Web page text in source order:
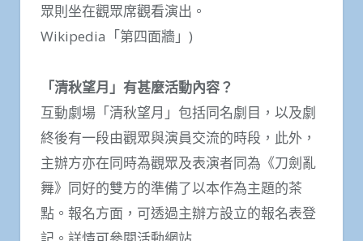
眾則坐在觀眾席觀看演出。
Wikipedia「第四面牆」)
「清秋望月」有甚麼活動內容？
互動劇場「清秋望月」包括同名劇目，以及劇
終後有一段由觀眾與演員交流的時段，此外，
主辦方亦在同時為觀眾及表演者同為《刀劍亂
舞》同好的雙方的準備了以本作為主題的茶
點。報名方面，可透過主辦方設立的報名表登